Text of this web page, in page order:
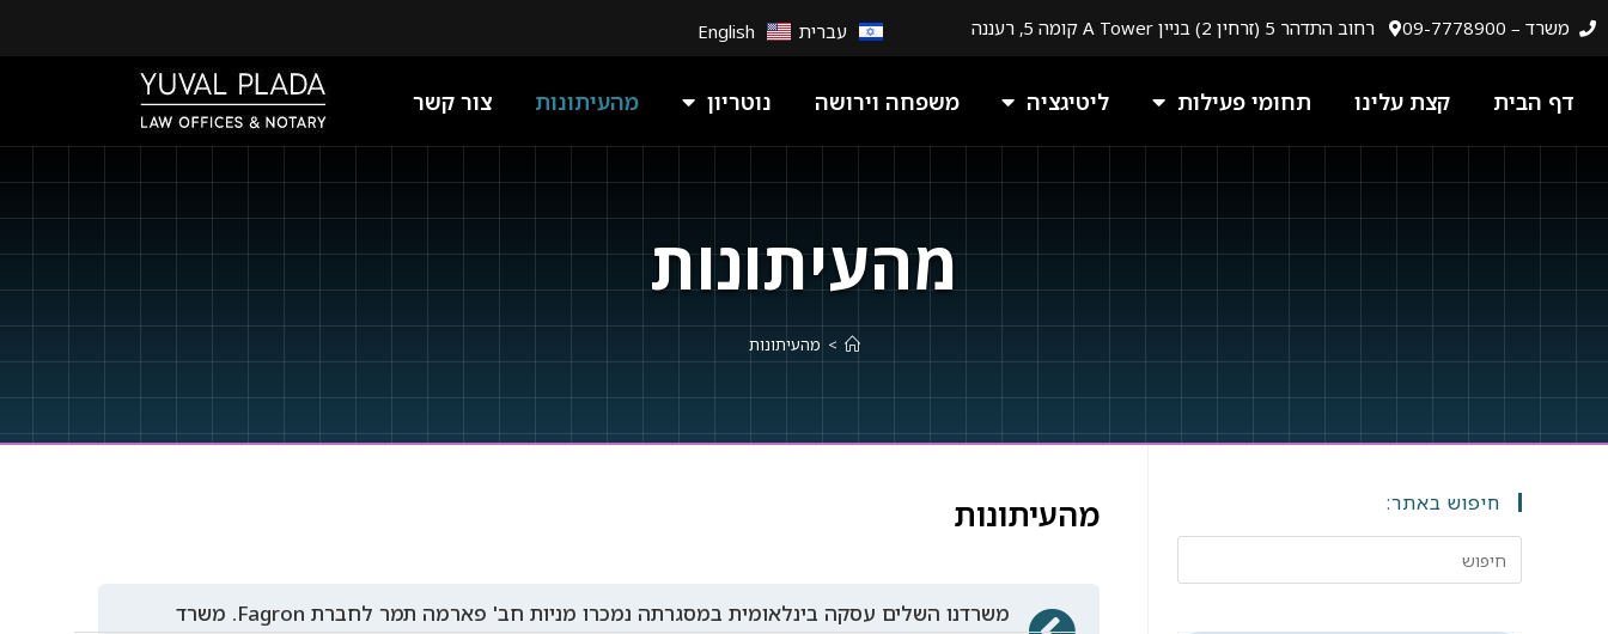
לתוכןמשרד – 09-7778900 רחוב התדהר 5 (זרחין 2) בניין A Tower קומה 5, רעננה עברית English
דף הבית קצת עלינו תחומי פעילות ליטיגציה משפחה וירושה נוטריון מהעיתונות צור קשר
מהעיתונות
> מהעיתונות
מהעיתונות
משרדנו השלים עסקה בינלאומית במסגרתה נמכרו מניות חב' פארמה תמר לחברת Fagron. משרד
חיפוש באתר: